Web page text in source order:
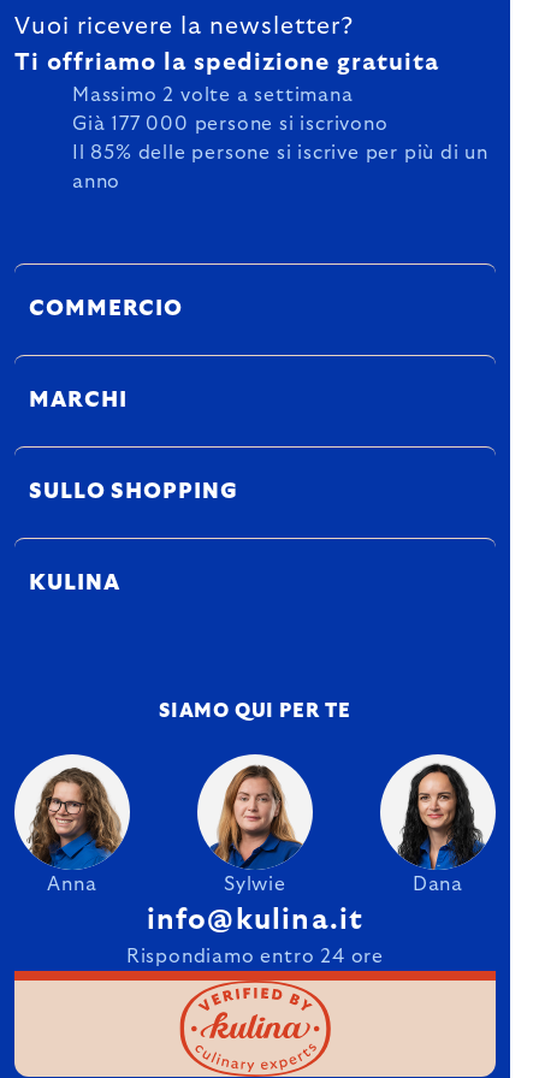
Vuoi ricevere la newsletter?
Ti offriamo la spedizione gratuita
Massimo 2 volte a settimana
Già 177 000 persone si iscrivono
Il 85% delle persone si iscrive per più di un
anno
COMMERCIO
MARCHI
SULLO SHOPPING
KULINA
SIAMO QUI PER TE
Anna Sylwie Dana
info@kulina.it
Rispondiamo entro 24 ore